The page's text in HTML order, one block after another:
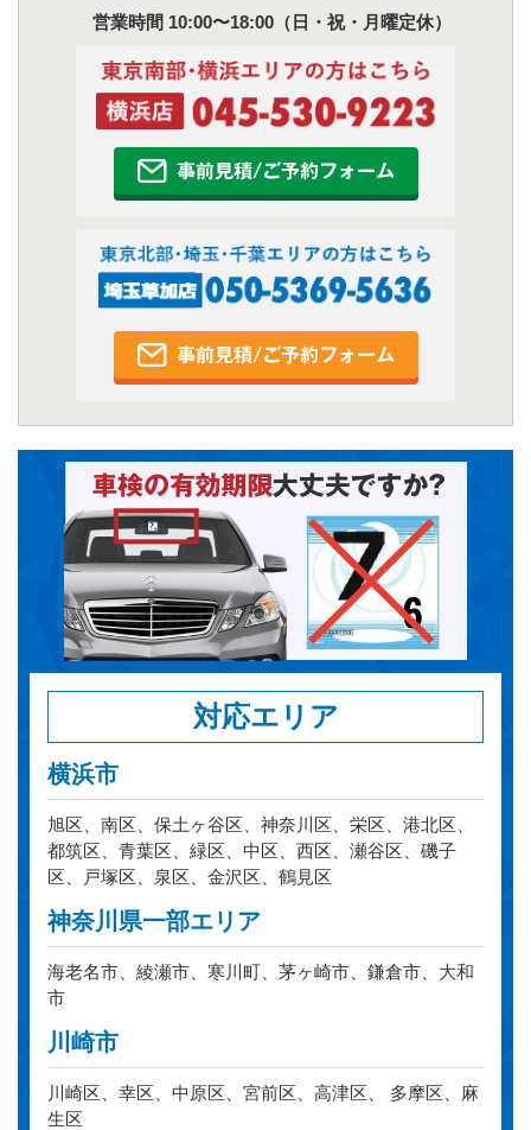
営業時間 10:00〜18:00（日・祝・月曜定休）
対応エリア
横浜市
旭区、南区、保土ヶ谷区、神奈川区、栄区、港北区、
都筑区、青葉区、緑区、中区、西区、瀬谷区、磯子
区、戸塚区、泉区、金沢区、鶴見区
神奈川県一部エリア
海老名市、綾瀬市、寒川町、茅ヶ崎市、鎌倉市、大和
市
川崎市
川崎区、幸区、中原区、宮前区、高津区、 多摩区、麻
生区